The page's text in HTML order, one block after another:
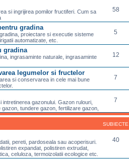
si ingrijirea pomilor fructiferi. Cum sa
58
gradina
proiectare si executie sisteme
automatizate, etc.
5
gradina
ingrasaminte naturale, ingrasaminte
12
legumelor si fructelor
si conservarea in cele mai bune
7
intretinerea gazonului. Gazon rulouri,
tundere gazon, fertilizare gazon,
7
SUBIECTE
pereti, pardoseala sau acoperisuri.
expandat, polistiren extrudat,
celuloza, termoizolatii ecologice etc.
40